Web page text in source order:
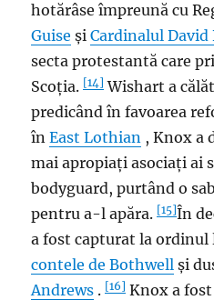
hotărâse împreună cu
Guise șiCardinalulDavid
secta protestantă care
Scoția.[14] Wishart a
predicând în favoarea
înEast Lothian , Knox a
mai apropiați asociați ai
bodyguard, purtând o
pentru a-l apăra.[15]În
a fost capturat la ordinul
contele de Bothwell și
Andrews .[16] Knox a